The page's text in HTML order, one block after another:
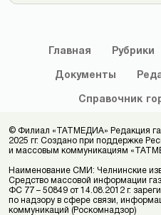
Главная Рубрики
Документы
Справочник
© Филиал «ТАТМЕДИА» Редакция
2025 гг. Создано при поддержке
и массовым коммуникациям
Наименование СМИ: Челнинские
Средство массовой информации
ФС 77 – 50849 от 14.08.2012 г.
по надзору в сфере связи,
коммуникаций (Роскомнадзор)